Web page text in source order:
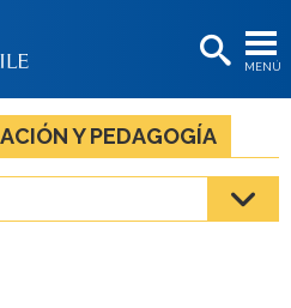
MENÚ
Y PEDAGOGÍA